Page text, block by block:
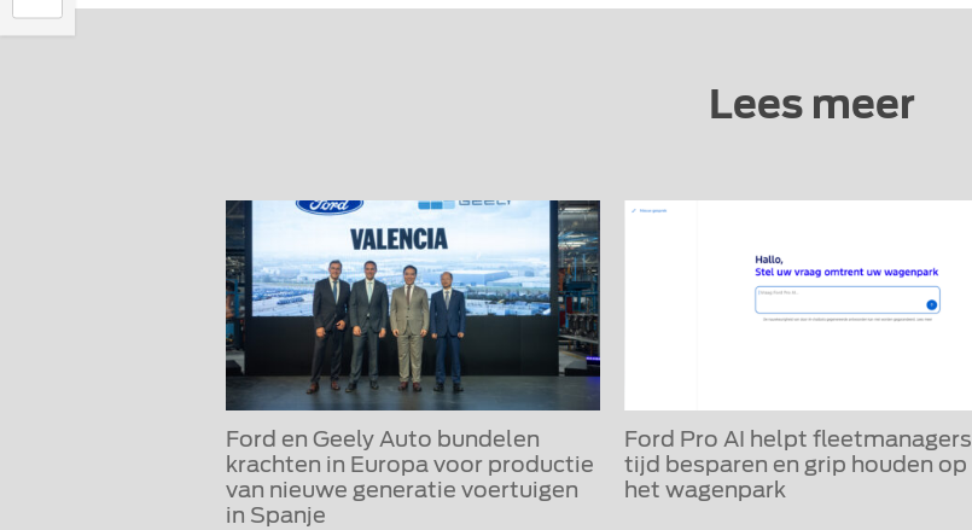
Lees meer
Ford en Geely Auto bundelen
krachten in Europa voor productie
van nieuwe generatie voertuigen
in Spanje
Ford Pro AI helpt fleetmanagers
tijd besparen en grip houden op
het wagenpark